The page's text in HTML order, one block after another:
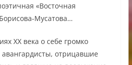
«Восточная
Мусатова…
ХХ века о себе громко
отрицавшие